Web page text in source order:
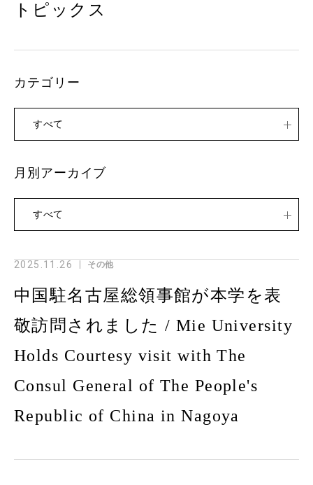
2025.11.26 その他
中国駐名古屋総領事館が本学を表
敬訪問されました / Mie University
Holds Courtesy visit with The
Consul General of The People's
Republic of China in Nagoya
トピックス
カテゴリー
すべて
月別アーカイブ
すべて